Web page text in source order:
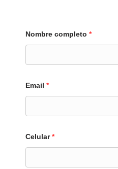
Nombre completo *
Email *
Celular *